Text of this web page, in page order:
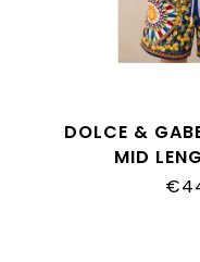
DOLCE &
MID